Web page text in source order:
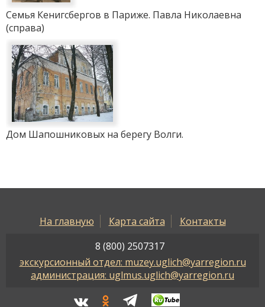
Семья Кенигсбергов в Париже. Павла Николаевна
(справа)
Дом Шапошниковых на берегу Волги.
На главную Карта сайта
Контакты
8 (800) 2507317
экскурсионный отдел: muzey.uglich@yarregion.ru
администрация: uglmus.uglich@yarregion.ru